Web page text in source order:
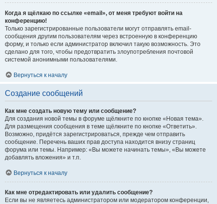
Когда я щёлкаю по ссылке «email», от меня требуют войти на
конференцию!
Только зарегистрированные пользователи могут отправлять email-
сообщения другим пользователям через встроенную в конференцию
форму, и только если администратор включил такую возможность. Это
сделано для того, чтобы предотвратить злоупотребления почтовой
системой анонимными пользователями.
Вернуться к началу
Создание сообщений
Как мне создать новую тему или сообщение?
Для создания новой темы в форуме щёлкните по кнопке «Новая тема».
Для размещения сообщения в теме щёлкните по кнопке «Ответить».
Возможно, придётся зарегистрироваться, прежде чем отправить
сообщение. Перечень ваших прав доступа находится внизу страниц
форума или темы. Например: «Вы можете начинать темы», «Вы можете
добавлять вложения» и т.п.
Вернуться к началу
Как мне отредактировать или удалить сообщение?
Если вы не являетесь администратором или модератором конференции,